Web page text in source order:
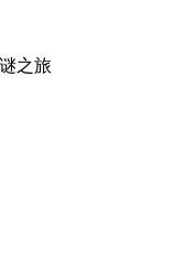
之旅